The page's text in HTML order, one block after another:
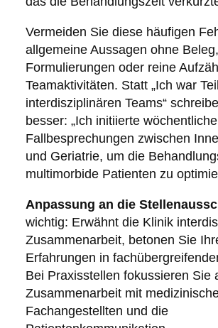
Vermeiden Sie diese häufigen
allgemeine Aussagen ohne
Formulierungen oder reine
Teamaktivitäten. Statt „Ich war
interdisziplinären Teams“
besser: „Ich initiierte wöchentliche
Fallbesprechungen zwischen
und Geriatrie, um die
multimorbide Patienten zu
Anpassung an die
wichtig: Erwähnt die Klinik
Zusammenarbeit, betonen Sie
Erfahrungen in
Bei Praxisstellen fokussieren Sie
Zusammenarbeit mit
Fachangestellten und die